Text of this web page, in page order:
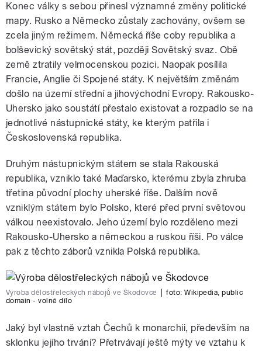
Konec války s sebou přinesl významné změny politické
mapy. Rusko a Německo zůstaly zachovány, ovšem se
zcela jiným režimem. Německá říše coby republika a
bolševický sovětský stát, později Sovětský svaz. Obě
země ztratily velmocenskou pozici. Naopak posílila
Francie, Anglie či Spojené státy. K největším změnám
došlo na území střední a jihovýchodní Evropy. Rakousko-
Uhersko jako soustátí přestalo existovat a rozpadlo se na
jednotlivé nástupnické státy, ke kterým patřila i
Československá republika.
Druhým nástupnickým státem se stala Rakouská
republika, vzniklo také Maďarsko, kterému zbyla zhruba
třetina původní plochy uherské říše. Dalším nově
vzniklým státem bylo Polsko, které před první světovou
válkou neexistovalo. Jeho území bylo rozděleno mezi
Rakousko-Uhersko a německou a ruskou říši. Po válce
pak z těchto záborů vznikla Polská republika.
Výroba dělostřeleckých nábojů ve Škodovce foto:Wikipedia, public
domain - volné dílo
Jaký byl vlastně vztah Čechů k monarchii, především na
sklonku jejího trvání? Přetrvávají ještě mýty ve vztahu k